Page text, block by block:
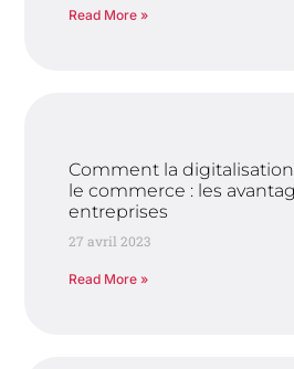
Read More »
Comment la
le commerce : les
entreprises
27 avril 2023
Read More »